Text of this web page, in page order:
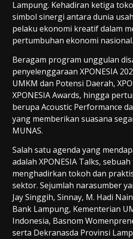
Lampung. Kehadiran ketiga
simbol sinergi antara dunia
pelaku ekonomi kreatif dalam
pertumbuhan ekonomi nasional.
Beragam program unggulan
penyelenggaraan XPONESIA
UMKM dan Potensi Daerah,
XPONESIA Awards, hingga
berupa Acoustic Performance
yang memberikan suasana
MUNAS.
Salah satu agenda yang
adalah XPONESIA Talks,
menghadirkan tokoh dan
sektor. Sejumlah narasumber
Jay Singgih, Sinnay, M. Hadi
Bank Lampung, Kementerian
Indonesia, Basnom
serta Dekranasda Provinsi